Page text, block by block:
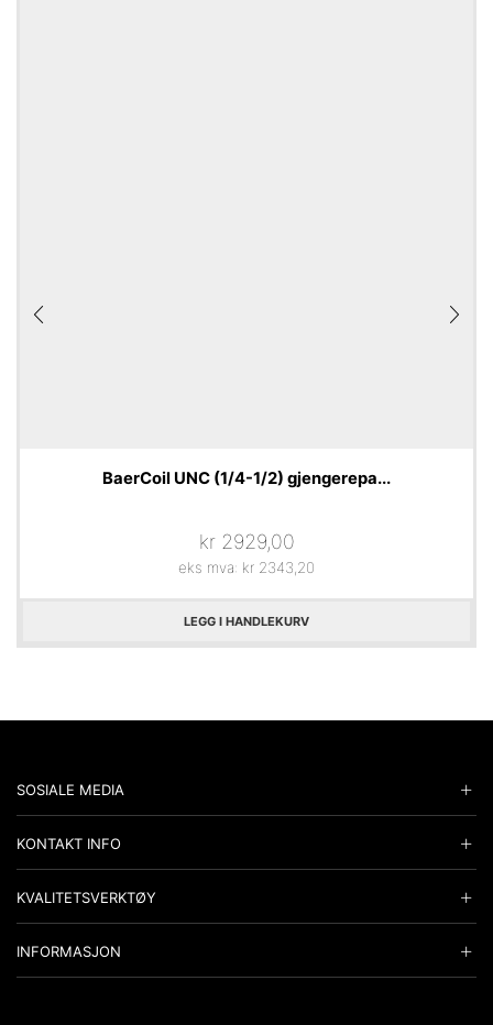
BaerCoil UNC (1/4-1/2) gjengerepa...
kr2929,00
eks mva: kr 2343,20
LEGG I HANDLEKURV
SOSIALE MEDIA
KONTAKT INFO
KVALITETSVERKTØY
INFORMASJON